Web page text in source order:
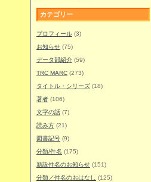
カテゴリー
プロフィール (3)
お知らせ (75)
データ部紹介 (59)
TRC MARC (273)
タイトル・シリーズ (18)
著者 (106)
文字の話 (7)
読み方 (21)
図書記号 (9)
分類/件名 (175)
新設件名のお知らせ (151)
分類／件名のおはなし
(125)